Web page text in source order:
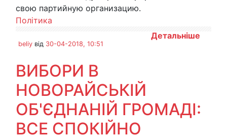
свою партийную организацию.
Політика
Детальніше
beliy від 30-04-2018, 10:51
ВИБОРИ В
НОВОРАЙСЬКІЙ
ОБ'ЄДНАНІЙ ГРОМАДІ:
ВСЕ СПОКІЙНО